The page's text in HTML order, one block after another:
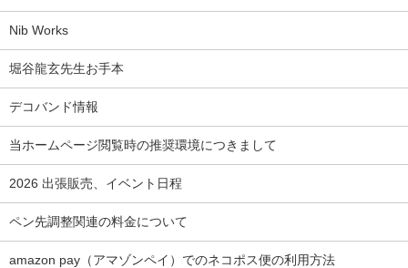
Nib Works
堀谷龍玄先生お手本
デコバンド情報
当ホームページ閲覧時の推奨環境につきまして
2026 出張販売、イベント日程
ペン先調整関連の料金について
amazon pay（アマゾンペイ）でのネコポス便の利用方法